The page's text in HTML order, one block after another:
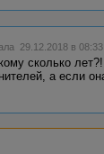
29.12.2018 в 08:33
сколько
а если